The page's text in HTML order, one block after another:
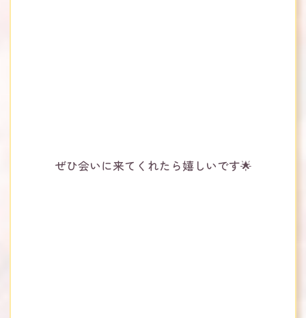
ぜひ会いに来てくれたら嬉しいです🌟